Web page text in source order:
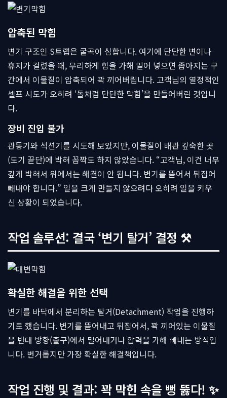
압축된 막힘
변기 구조인 S트랩은 굴곡이 심합니다. 여기에 단단한 변이나
휴지가 걸렸을 때, 무리하게 힘을 가해 밀어 넣으면 좁아지는 구
간에서 이물질이 압축되어 꽉 끼어버립니다. 고객님의 열정적인
셀프 시도가 오히려 ‘돌처럼 단단한 막힘’을 만들어버린 것입니
다.
장비 진입 불가
관통기와 석션기를 시도해 보았지만, 이물질이 배관 깊숙한 곳
(도기 끝단)에 박혀 꼼짝도 하지 않았습니다. “고객님, 이건 너무
깊게 박혀서 위에서는 해결이 안 됩니다. 변기를 뜯어서 뒤집어
빼내야 합니다.” 일을 크게 만들지 않으려다 오히려 일을 키우
신 상황이 되었습니다.
작업 솔루션: 결국 ‘변기 탈거’ 결정 ⚒
확실한 해결을 위한 선택
변기를 바닥에서 분리하는 탈거(Detachment) 작업을 진행하
기로 했습니다. 변기를 뜯어내고 뒤집어서, 꽉 끼어있는 이물질
을 반대 방향(출구)에서 밀어내거나 압력을 가해 빼내는 방식입
니다. 번거롭지만 가장 확실한 해결책입니다.
작업 진행 및 결과: 꽉 막힌 속을 뻥 뚫다! ✨